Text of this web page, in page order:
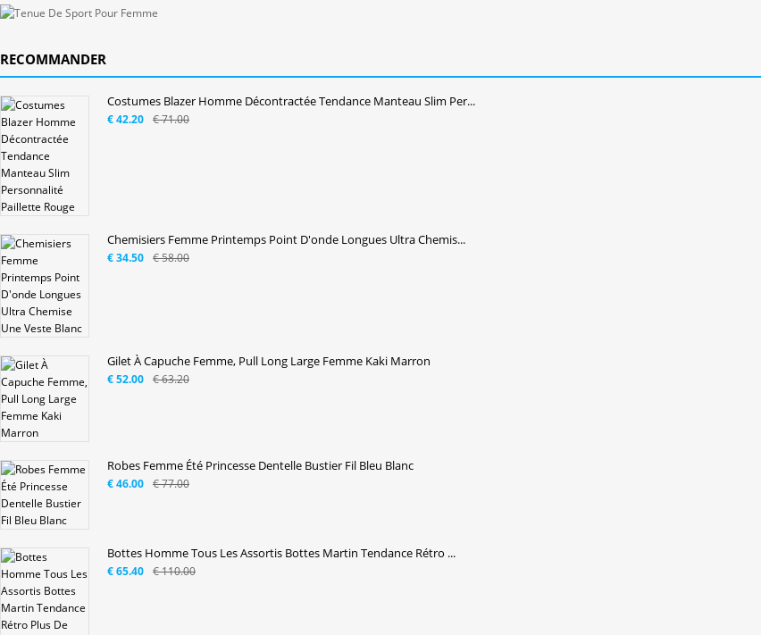
RECOMMANDER
Costumes Blazer Homme Décontractée Tendance Manteau Slim Per...
€ 71.00
€ 42.20
Chemisiers Femme Printemps Point D'onde Longues Ultra Chemis...
€ 58.00
€ 34.50
Gilet À Capuche Femme, Pull Long Large Femme Kaki Marron
€ 63.20
€ 52.00
Robes Femme Été Princesse Dentelle Bustier Fil Bleu Blanc
€ 77.00
€ 46.00
Bottes Homme Tous Les Assortis Bottes Martin Tendance Rétro ...
€ 110.00
€ 65.40